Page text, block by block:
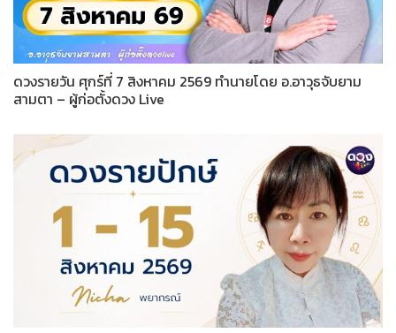
ดวงรายวัน ศุกร์ที่ 7 สิงหาคม 2569 ทำนายโดย อ.อาวุธจับยาม
สามตา – ผู้ก่อตั้งดวง Live